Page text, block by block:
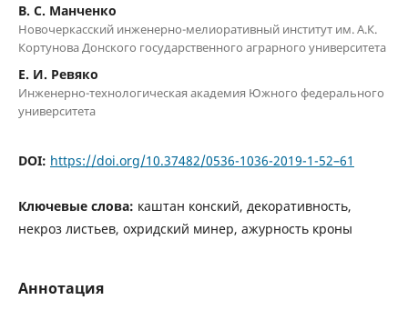
В. С. Манченко
Новочеркасский инженерно-мелиоративный институт им. А.К.
Кортунова Донского государственного аграрного университета
Е. И. Ревяко
Инженерно-технологическая академия Южного федерального
университета
DOI: https://doi.org/10.37482/0536-1036-2019-1-52–61
Ключевые слова: каштан конский, декоративность,
некроз листьев, охридский минер, ажурность кроны
Аннотация